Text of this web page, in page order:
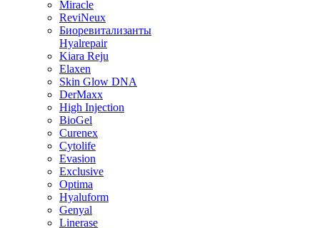
Miracle
ReviNeux
Биоревитализанты
Hyalrepair
Kiara Reju
Elaxen
Skin Glow DNA
DerMaxx
High Injection
BioGel
Curenex
Cytolife
Evasion
Exclusive
Optima
Hyaluform
Genyal
Linerase